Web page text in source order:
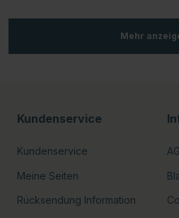
Mehr
Kundenservice
Kundenservice
Meine Seiten
Rücksendung Information